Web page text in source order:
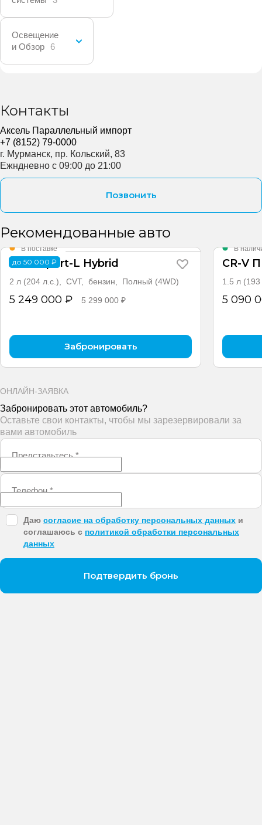
Освещение
и Обзор
6
Контакты
Аксель Параллельный импорт
+7 (8152) 79-0000
г. Мурманск, пр. Кольский, 83
Ежндневно с 09:00 до 21:00
Позвонить
Рекомендованные авто
до 50 000 ₽
В поставке
CR-V Sport-L Hybrid
2 л (204 л.с.), CVT, бензин, Полный (4WD)
5 249 000 ₽ 5 299 000 ₽
Забронировать
В
CR-V
1.5 л
5 090
ОНЛАЙН-ЗАЯВКА
Забронировать этот автомобиль?
Оставьте свои контакты, чтобы мы зарезервировали за
вами автомобиль
Представьтесь*
Телефон*
Даю согласие на обработку персональных данных и
соглашаюсь с политикой обработки персональных
данных
Подтвердить бронь